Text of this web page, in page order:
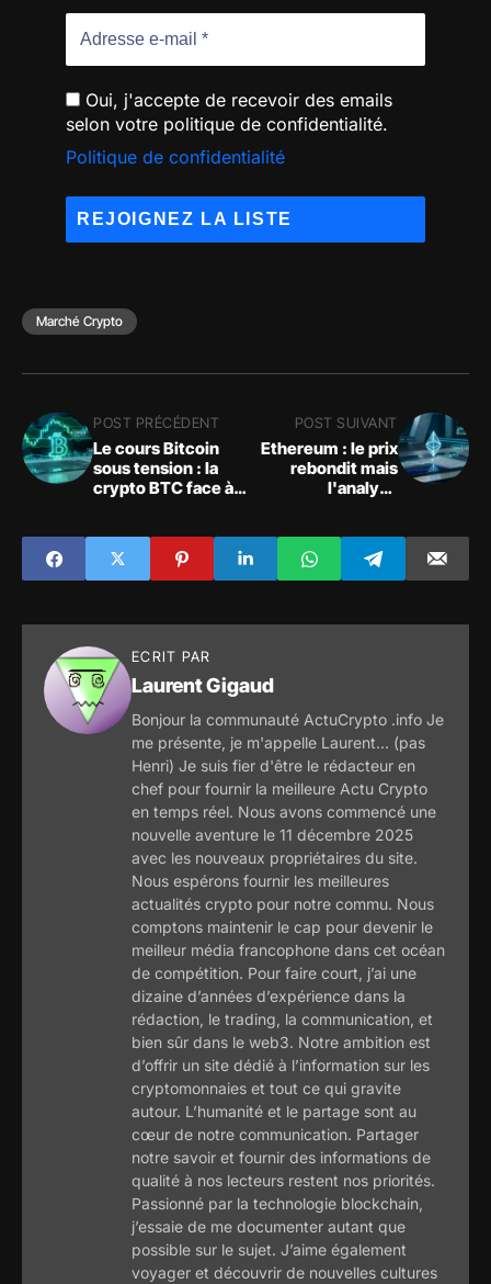
Oui, j'accepte de recevoir des emails
selon votre politique de confidentialité.
Politique de confidentialité
Marché Crypto
POST PRÉCÉDENT
Le cours Bitcoin
sous tension : la
crypto BTC face à
POST SUIVANT
Ethereum : le prix
rebondit mais
l'analyse
survente
ECRIT PAR
Laurent Gigaud
Bonjour la communauté ActuCrypto .info Je
me présente, je m'appelle Laurent... (pas
Henri) Je suis fier d'être le rédacteur en
chef pour fournir la meilleure Actu Crypto
en temps réel. Nous avons commencé une
nouvelle aventure le 11 décembre 2025
avec les nouveaux propriétaires du site.
Nous espérons fournir les meilleures
actualités crypto pour notre commu. Nous
comptons maintenir le cap pour devenir le
meilleur média francophone dans cet océan
de compétition. Pour faire court, j’ai une
dizaine d’années d’expérience dans la
rédaction, le trading, la communication, et
bien sûr dans le web3. Notre ambition est
d’offrir un site dédié à l’information sur les
cryptomonnaies et tout ce qui gravite
autour. L’humanité et le partage sont au
cœur de notre communication. Partager
notre savoir et fournir des informations de
qualité à nos lecteurs restent nos priorités.
Passionné par la technologie blockchain,
j’essaie de me documenter autant que
possible sur le sujet. J’aime également
voyager et découvrir de nouvelles cultures